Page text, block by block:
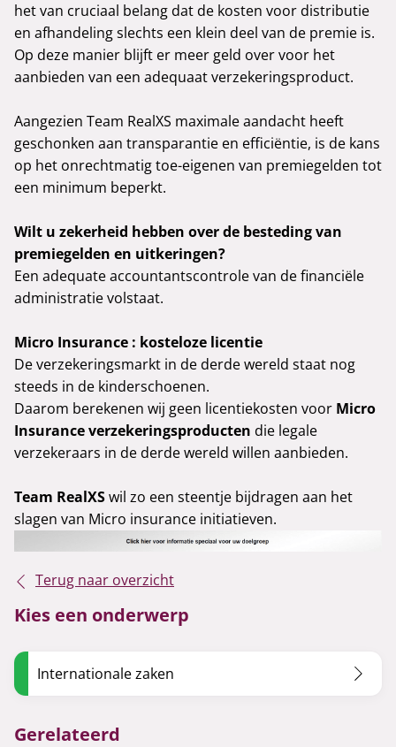
het van cruciaal belang dat de kosten voor distributie
en afhandeling slechts een klein deel van de premie is.
Op deze manier blijft er meer geld over voor het
aanbieden van een adequaat verzekeringsproduct.
Aangezien Team RealXS maximale aandacht heeft
geschonken aan transparantie en efficiëntie, is de kans
op het onrechtmatig toe-eigenen van premiegelden tot
een minimum beperkt.
Wilt u zekerheid hebben over de besteding van
premiegelden en uitkeringen?
Een adequate accountantscontrole van de financiële
administratie volstaat.
Micro Insurance : kosteloze licentie
De verzekeringsmarkt in de derde wereld staat nog
steeds in de kinderschoenen.
Daarom berekenen wij geen licentiekosten voor Micro
Insurance verzekeringsproducten die legale
verzekeraars in de derde wereld willen aanbieden.
Team RealXSwil zo een steentje bijdragen aan het
slagen van Micro insurance initiatieven.
Terug naar overzicht
Kies een onderwerp
Internationale zaken
Gerelateerd